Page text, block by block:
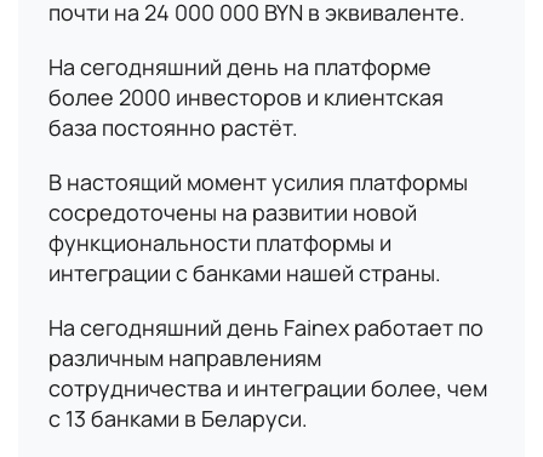
почти на 24 000 000 BYN в эквиваленте.
На сегодняшний день на платформе
более 2000 инвесторов и клиентская
база постоянно растёт.
В настоящий момент усилия платформы
сосредоточены на развитии новой
функциональности платформы и
интеграции с банками нашей страны.
На сегодняшний день Fainex работает по
различным направлениям
сотрудничества и интеграции более, чем
с 13 банками в Беларуси.